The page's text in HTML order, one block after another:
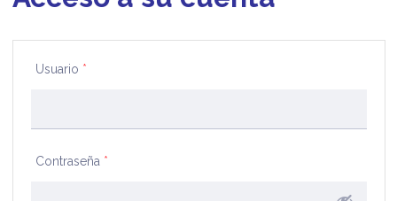
Usuario *
Contraseña *